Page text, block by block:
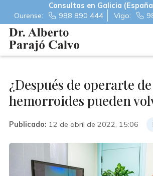
Consultas en Galicia
Ourense:
988 890 444 Vigo:
¿Después de operarte de
hemorroides pueden
Publicado: 12 de abril de 2022, 15:06